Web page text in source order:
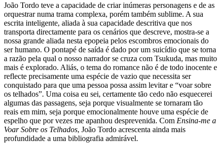
João Tordo teve a capacidade de criar inúmeras personagens e de as
orquestrar numa trama complexa, porém também sublime. A sua
escrita inteligente, aliada à sua capacidade descritiva que nos
transporta directamente para os cenários que descreve, mostra-se a
nossa grande aliada nesta epopeia pelos escombros emocionais do
ser humano. O pontapé de saída é dado por um suicídio que se torna
a razão pela qual o nosso narrador se cruza com Tsukuda, mas muito
mais é explorado. Aliás, o tema do romance não é de todo inocente e
reflecte precisamente uma espécie de vazio que necessita ser
conquistado para que uma pessoa possa assim levitar e “voar sobre
os telhados”. Uma coisa eu sei, certamente tão cedo não esquecerei
algumas das passagens, seja porque visualmente se tornaram tão
reais em mim, seja porque emocionalmente houve uma espécie de
espelho que por vezes me apanhou desprevenida. Com Ensina-me a
Voar Sobre os Telhados, João Tordo acrescenta ainda mais
profundidade a uma bibliografia admirável.